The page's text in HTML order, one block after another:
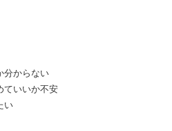
分からない
ていいか不安
い